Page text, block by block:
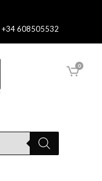
608505532
0